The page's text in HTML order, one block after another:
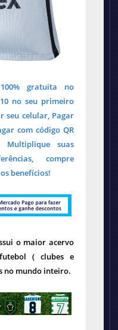
gratuita no
no seu primeiro
seu celular, Pagar
com código QR
suas
compre
benefícios!
o maior acervo
( clubes e
no mundo inteiro.